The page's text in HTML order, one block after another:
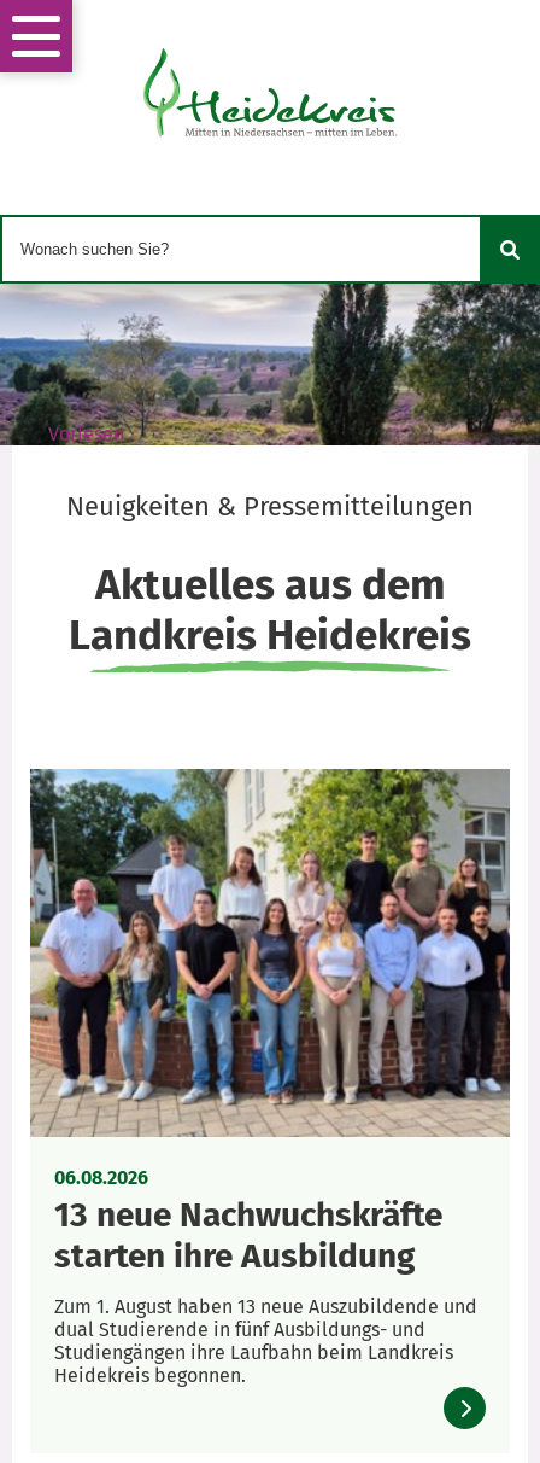
Vorlesen
Neuigkeiten & Pressemitteilungen
Aktuelles aus dem
Landkreis Heidekreis
06.08.2026
13 neue Nachwuchskräfte
starten ihre Ausbildung
Zum 1. August haben 13 neue Auszubildende und
dual Studierende in fünf Ausbildungs- und
Studiengängen ihre Laufbahn beim Landkreis
Heidekreis begonnen.